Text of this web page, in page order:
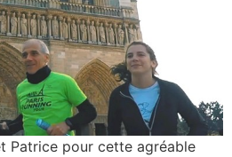
Patrice pour cette agréable